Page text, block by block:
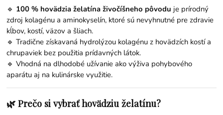
🔹 100 % hovädzia želatína živočíšneho pôvodu je prírodný
zdroj kolagénu a aminokyselín, ktoré sú nevyhnutné pre zdravie
kĺbov, kostí, väzov a šliach.
🔹 Tradične získavaná hydrolýzou kolagénu z hovädzích kostí a
chrupaviek bez použitia prídavných látok.
🔹 Vhodná na dlhodobé užívanie ako výživa pohybového
aparátu aj na kulinárske využitie.
🌿 Prečo si vybrať hovädziu želatínu?